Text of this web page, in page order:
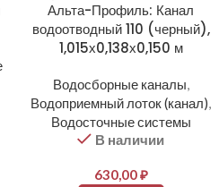
Альта-Профиль: Канал
водоотводный 110 (черный),
1,015х0,138х0,150 м
Водосборные каналы,
Водоприемный лоток (канал),
Водосточные системы
В наличии
630,00₽